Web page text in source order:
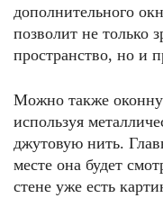
дополнительного
позволит не только
пространство, но и
Можно также
используя
джутовую нить.
месте она будет
стене уже есть